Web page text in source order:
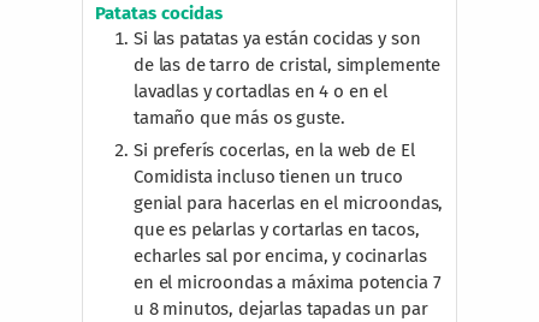
Patatas cocidas
Si las patatas ya están cocidas y son
de las de tarro de cristal, simplemente
lavadlas y cortadlas en 4 o en el
tamaño que más os guste.
Si preferís cocerlas, en la web de El
Comidista incluso tienen un truco
genial para hacerlas en el microondas,
que es pelarlas y cortarlas en tacos,
echarles sal por encima, y cocinarlas
en el microondas a máxima potencia 7
u 8 minutos, dejarlas tapadas un par